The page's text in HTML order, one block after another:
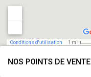
NOS POINTS DE VENTE
Conditions d'utilisation 1 mi